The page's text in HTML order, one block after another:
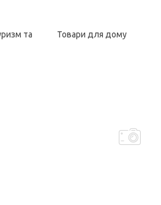
та
Товари для дому